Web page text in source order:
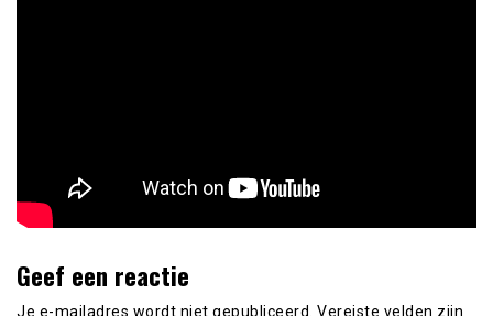
Geef een reactie
Je e-mailadres wordt niet gepubliceerd. Vereiste velden zijn